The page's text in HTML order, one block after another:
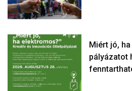
Miért jó,
pályázatot